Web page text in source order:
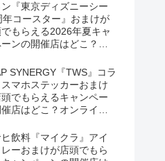
『東京ディズニーシー
年コースター』おまけが
もらえる2026年夏キャ
ンの開催店はどこ？全6
チップとデールなども！
SYNERGY『TWS』コラ
マホステッカーおまけ
でもらえるキャンペー
店はどこ？オンライン
新発売！
飲料『マイクラ』アイ
レーおまけが店頭でもら